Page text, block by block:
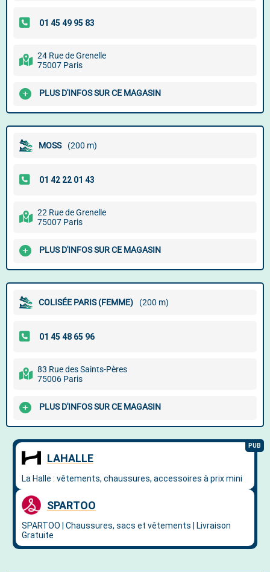
24 Rue de Grenelle
75007 Paris
PLUS D'INFOS SUR CE MAGASIN
MOSS (200 m)
22 Rue de Grenelle
75007 Paris
PLUS D'INFOS SUR CE MAGASIN
COLISÉE PARIS (FEMME) (200 m)
83 Rue des Saints-Pères
75006 Paris
PLUS D'INFOS SUR CE MAGASIN